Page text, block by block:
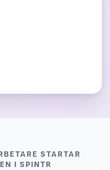
STARTAR
I SPINTR